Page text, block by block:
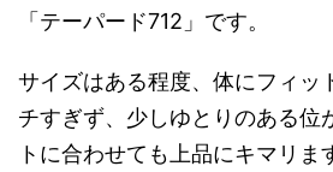
「テーパード712」です。
サイズはある程度、体にフィッ
チすぎず、少しゆとりのある位
トに合わせても上品にキマリま